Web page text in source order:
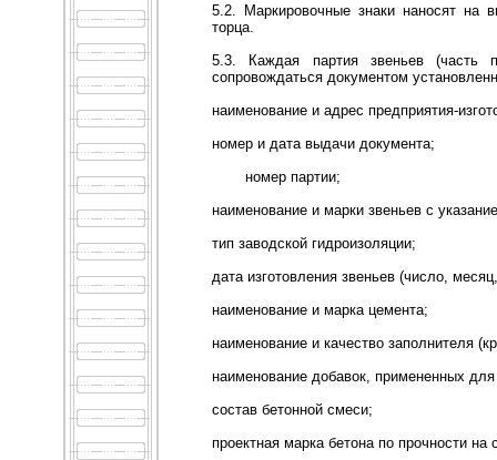
5.2. Маркировочные знаки наносят на
торца.
5.3. Каждая партия звеньев (часть
сопровождаться документом
наименование и адрес предприятия-
номер и дата выдачи документа;
номер партии;
наименование и марки звеньев с
тип заводской гидроизоляции;
дата изготовления звеньев (число,
наименование и марка цемента;
наименование и качество заполнителя
наименование добавок, примененных
состав бетонной смеси;
проектная марка бетона по прочности на